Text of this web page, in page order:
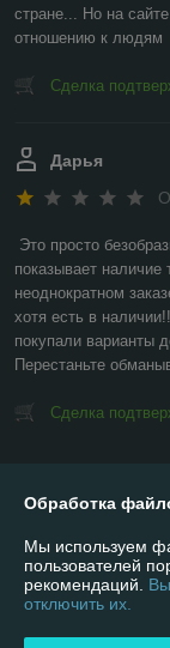
стране... Но на
отношению к людям
Сделка
Дарья
Это просто
показывает
неоднократном
хотя есть в
покупали варианты
Перестаньте
Сделка
О нас
Контакты
Обработка
Мы используем
пользователей
рекомендаций.
отключить их.